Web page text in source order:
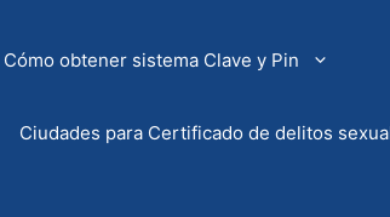
Cómo obtener sistema Clave y Pin
Ciudades para Certificado de delitos